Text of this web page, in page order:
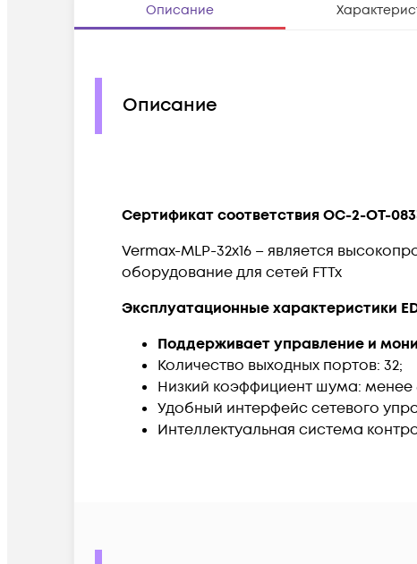
Описание
Описание
Сертификат соответствия OC-2-OT-
Vermax-MLP-32x16 – является
оборудование для сетей FTTx
Эксплуатационные характеристики
Поддерживает управление и
Количество выходных портов: 32;
Низкий коэффициент шума:
Удобный интерфейс сетевого
Интеллектуальная система